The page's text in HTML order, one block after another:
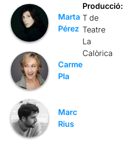
Marta
Pérez
Carme
Pla
Marc
Rius
Producció:
T de
Teatre
La
Calòrica